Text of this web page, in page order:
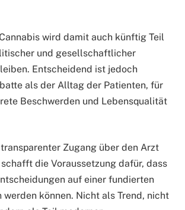
wird damit auch künftig Teil
und gesellschaftlicher
Entscheidend ist jedoch
als der Alltag der Patienten, für
Beschwerden und Lebensqualität
Zugang über den Arzt
die Voraussetzung dafür, dass
auf einer fundierten
können. Nicht als Trend, nicht